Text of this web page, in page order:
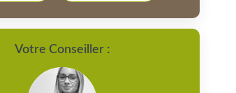
Votre Conseiller :